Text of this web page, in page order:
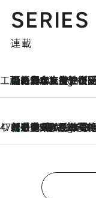
SERIES
連載
工藤まやのおもてな
8 Hours Ago
【ハワイ土産】ローカルの絶大な支持で復活！ 絶品の幻クッキー《元ファンの日本人女性が受け継いだ名店》
47都道府県の手みやげ ひんやりスイーツで夏を満喫
8 Hours Ago
【三重県】この夏絶対食べたい 冷やしておいしいおやつ3選 お餅×アイスの新感覚スイーツ